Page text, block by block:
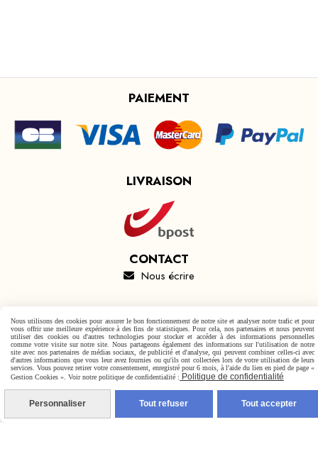
PAIEMENT
LIVRAISON
CONTACT
 Nous écrire
Facebook est désactivé. Autoriser
Mentions Légales
Conditions générales de vente
Politique de confidentialité
Gestion cookies Mon Compte
Nous utilisons des cookies pour assurer le bon fonctionnement de notre site et analyser notre trafic et pour
vous offrir une meilleure expérience à des fins de statistiques. Pour cela, nos partenaires et nous peuvent
utiliser des cookies ou d'autres technologies pour stocker et accéder à des informations personnelles
comme votre visite sur notre site. Nous partageons également des informations sur l'utilisation de notre
site avec nos partenaires de médias sociaux, de publicité et d'analyse, qui peuvent combiner celles-ci avec
d'autres informations que vous leur avez fournies ou qu'ils ont collectées lors de votre utilisation de leurs
services. Vous pouvez retirer votre consentement, enregistré pour 6 mois, à l'aide du lien en pied de page «
Gestion Cookies ». Voir notre politique de confidentialité : Politique de confidentialité
Personnaliser Tout refuser Tout accepter